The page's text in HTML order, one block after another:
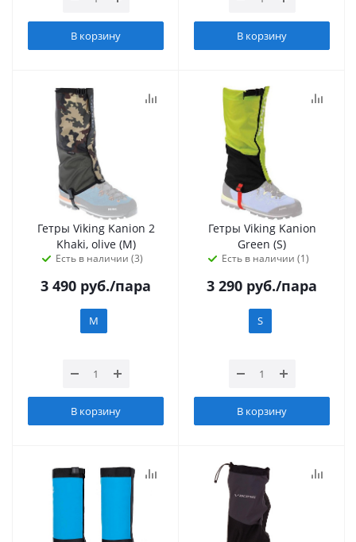
В корзину В корзину
Гетры Viking Kanion 2
Khaki, olive (M)
Есть в наличии (3)
3 490 руб./пара
M
В корзину
Гетры Viking Kanion
Green (S)
Есть в наличии (1)
3 290 руб./пара
S
В корзину